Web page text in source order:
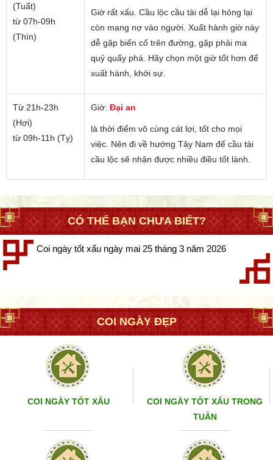
(Tuất)
từ 07h-09h
(Thìn)
Giờ rất xấu. Cầu lộc cầu tài dễ lại hỏng lại
còn mang nợ vào người. Xuất hành giờ này
dễ gặp biến cố trên đường, gặp phải ma
quỷ quấy phá. Hãy chọn một giờ tốt hơn để
xuất hành, khởi sự.
Từ 21h-23h
(Hợi)
từ 09h-11h (Tỵ)
Giờ: Đại an
là thời điểm vô cùng cát lợi, tốt cho mọi
việc. Nên đi về hướng Tây Nam để cầu tài
cầu lộc sẽ nhận được nhiều điều tốt lành.
CÓ THỂ BẠN CHƯA BIẾT?
Coi ngày tốt xấu ngày mai 25 tháng 3 năm 2026
COI NGÀY ĐẸP
COI NGÀY TỐT XẤU
COI NGÀY TỐT XẤU TRONG
TUẦN